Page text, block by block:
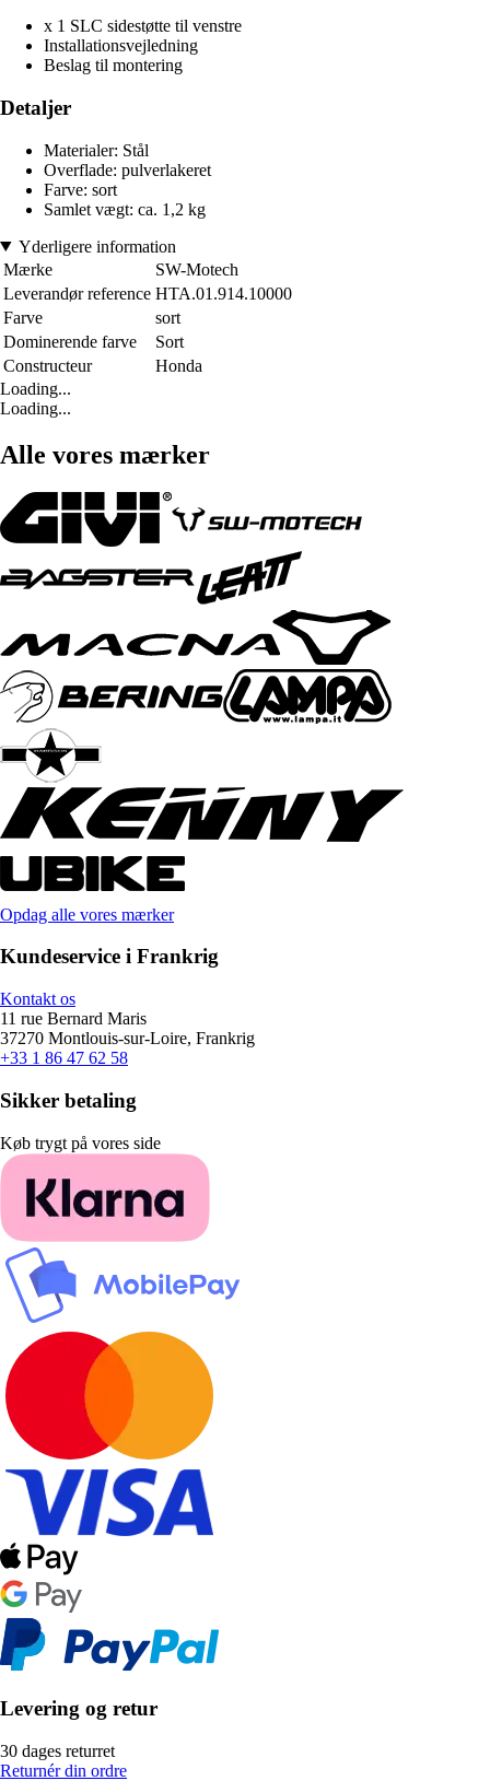
x 1 SLC sidestøtte til venstre
Installationsvejledning
Beslag til montering
Detaljer
Materialer: Stål
Overflade: pulverlakeret
Farve: sort
Samlet vægt: ca. 1,2 kg
Yderligere information
Mærke
SW-Motech
Leverandør reference HTA.01.914.10000
Farve
sort
Dominerende farve
Sort
Constructeur
Honda
Loading...
Loading...
Alle vores mærker
Opdag alle vores mærker
Kundeservice i Frankrig
Kontakt os
11 rue Bernard Maris
37270 Montlouis-sur-Loire, Frankrig
+33 1 86 47 62 58
Sikker betaling
Køb trygt på vores side
Levering og retur
30 dages returret
Returnér din ordre